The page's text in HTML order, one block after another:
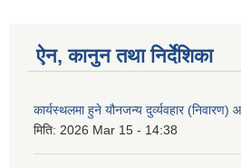
ऐन, कानुन तथा निर्देशिका
कार्यस्थलमा हुने यौनजन्य दुर्व्यवहार
मिति: 2026 Mar 15 - 14:38